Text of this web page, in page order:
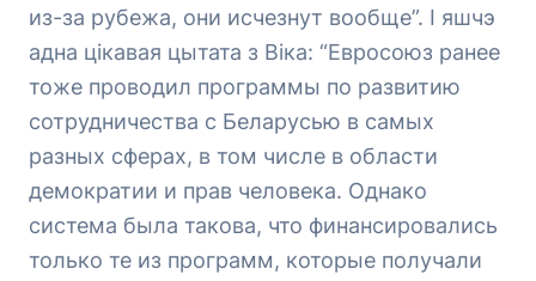
из-за рубежа, они исчезнут вообще”. І яшчэ
адна цікавая цытата з Віка: “Евросоюз ранее
тоже проводил программы по развитию
сотрудничества с Беларусью в самых
разных сферах, в том числе в области
демократии и прав человека. Однако
система была такова, что финансировались
только те из программ, которые получали